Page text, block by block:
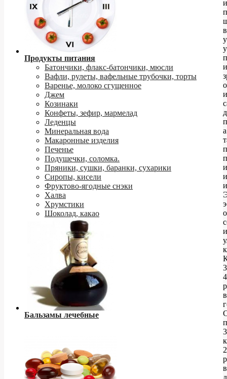
Продукты питания
Батончики, флакс-батончики, мюсли
Вафли, рулеты, вафельные трубочки, торты
Варенье, молоко сгущенное
Джем
Козинаки
Конфеты, зефир, мармелад
Леденцы
Минеральная вода
Макаронные изделия
Печенье
Подушечки, соломка.
Пряники, сушки, баранки, сухарики
Сиропы, кисели
Фруктово-ягодные снэки
Халва
Хрумстики
Шоколад, какао
Бальзамы лечебные
в
и
и
а
и
и
4
в
2
в